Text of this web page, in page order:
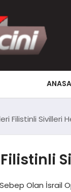
Filistinli Sivilleri
Olan İsrail